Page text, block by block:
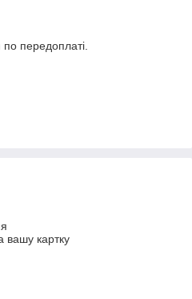
по передоплаті.
вашу картку